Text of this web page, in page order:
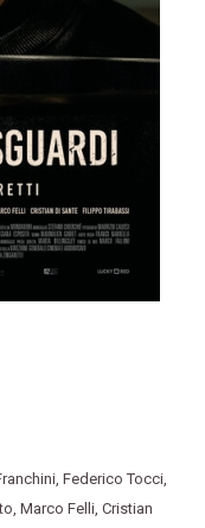
, Federico Tocci,
, Marco Felli, Cristian